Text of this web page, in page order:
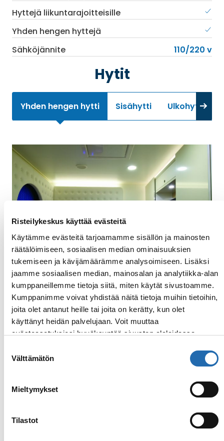
Risteilykeskus käyttää evästeitä
Käytämme evästeitä tarjoamamme sisällön ja mainosten
räätälöimiseen, sosiaalisen median ominaisuuksien
tukemiseen ja kävijämäärämme analysoimiseen. Lisäksi
jaamme sosiaalisen median, mainosalan ja analytiikka-alan
kumppaneillemme tietoja siitä, miten käytät sivustoamme.
Kumppanimme voivat yhdistää näitä tietoja muihin tietoihin,
joita olet antanut heille tai joita on kerätty, kun olet
käyttänyt heidän palvelujaan. Voit muuttaa
evästeasetuksiesi hyväksyntää sivuston alalaidassa
valinta
Välttämätön
Mieltymykset
Tilastot
Hyttejä liikuntarajoitteisille
Yhden hengen hyttejä
Sähköjännite
110/220 v
Hytit
Yhden hengen hytti Sisähytti Ulkohytti
Yhden hengen hytti
hengen hyteissä on leveä sänky,
yhdensuuntainen ikkuna käytävälle sekä suihku
ja wc. Lisäksi hyttien varusteluun kuuluu televisio,
ilmastointi, hiustenkuivaaja, tallelokero ja
Kategoria: T1